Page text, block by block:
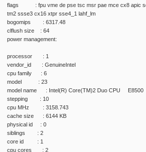
flags : fpu vme de pse tsc msr pae mce cx8 apic sep
tm2 ssse3 cx16 xtpr sse4_1 lahf_lm
bogomips : 6317.48
clflush size : 64
power management:
processor : 1
vendor_id : GenuineIntel
cpu family : 6
model : 23
model name : Intel(R) Core(TM)2 Duo CPU E8500
stepping : 10
cpu MHz : 3158.743
cache size : 6144 KB
physical id : 0
siblings : 2
core id : 1
cpu cores : 2